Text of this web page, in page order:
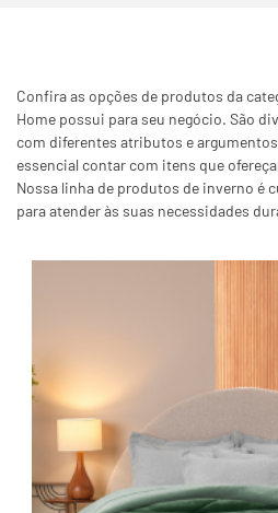
Confira as opções de produtos da
Home possui para seu negócio. São
com diferentes atributos e
essencial contar com itens que
Nossa linha de produtos de inverno é
para atender às suas necessidades